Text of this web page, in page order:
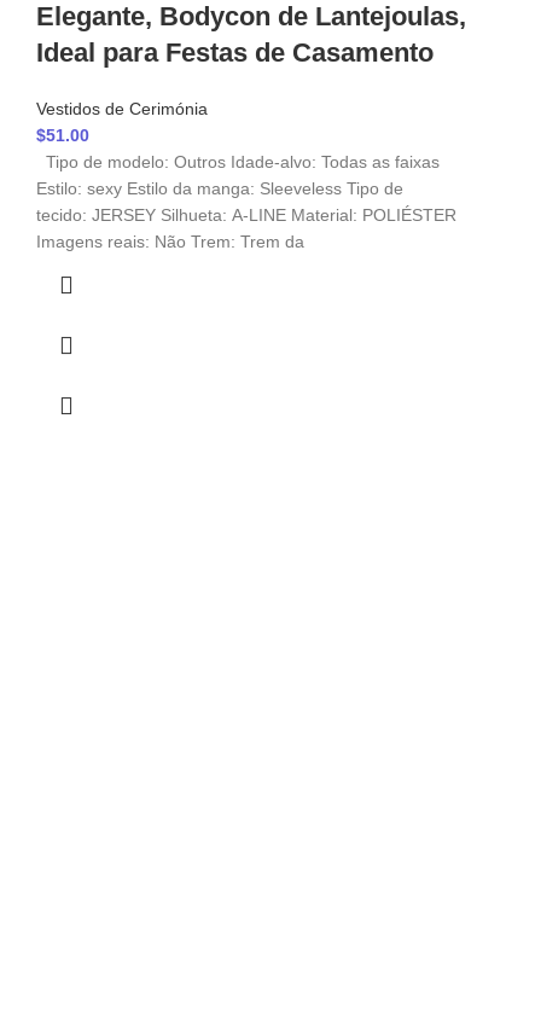
Elegante, Bodycon de Lantejoulas,
Ideal para Festas de Casamento
Vestidos de Cerimónia
$51.00
Tipo de modelo: Outros Idade-alvo: Todas as faixas
Estilo: sexy Estilo da manga: Sleeveless Tipo de
tecido: JERSEY Silhueta: A-LINE Material: POLIÉSTER
Imagens reais: Não Trem: Trem da